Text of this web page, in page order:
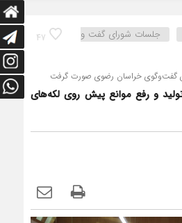
47
جلسات شورای گفت و
گفت‌وگوی خراسان رضوی صورت گرفت
تولید و رفع موانع پیش روی لکه‌های